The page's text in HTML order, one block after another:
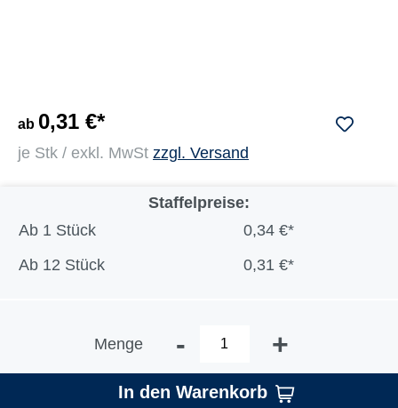
ab 0,31 €*
je Stk / exkl. MwSt zzgl. Versand
Staffelpreise:
Ab 1 Stück
0,34 €*
Ab 12 Stück 0,31 €*
Menge - +
In den Warenkorb